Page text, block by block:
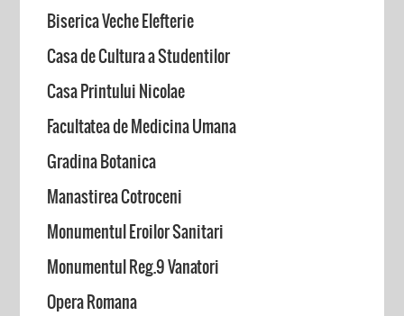
Biserica Veche Elefterie
Casa de Cultura a Studentilor
Casa Printului Nicolae
Facultatea de Medicina Umana
Gradina Botanica
Manastirea Cotroceni
Monumentul Eroilor Sanitari
Monumentul Reg.9 Vanatori
Opera Romana